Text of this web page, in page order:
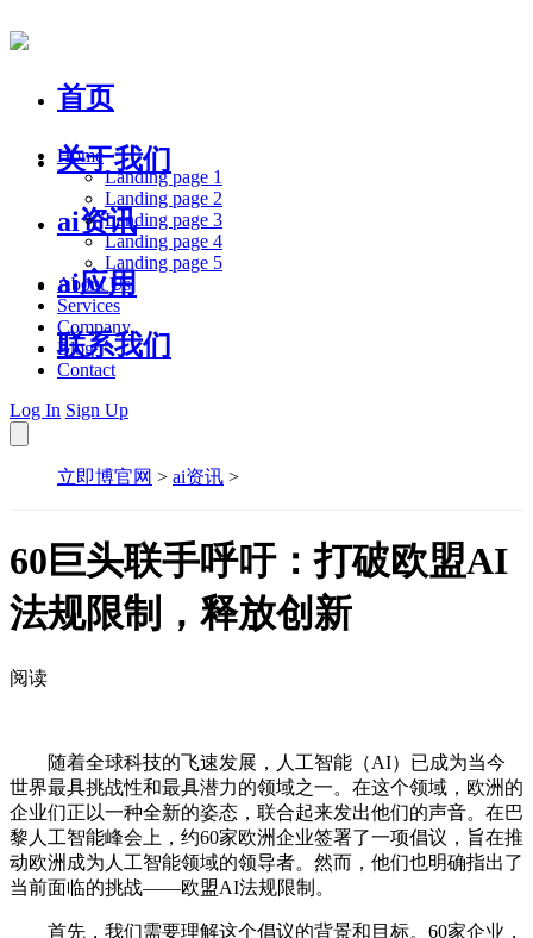
首页
关于我们
ai资讯
ai应用
联系我们
Home
Landing page 1
Landing page 2
Landing page 3
Landing page 4
Landing page 5
About Us
Services
Company
Blog
Contact
Log In Sign Up
立即博官网 > ai资讯 >
60巨头联手呼吁：打破欧盟AI
法规限制，释放创新
阅读
随着全球科技的飞速发展，人工智能（AI）已成为当今
世界最具挑战性和最具潜力的领域之一。在这个领域，欧洲的
企业们正以一种全新的姿态，联合起来发出他们的声音。在巴
黎人工智能峰会上，约60家欧洲企业签署了一项倡议，旨在推
动欧洲成为人工智能领域的领导者。然而，他们也明确指出了
当前面临的挑战——欧盟AI法规限制。
首先，我们需要理解这个倡议的背景和目标。60家企业，